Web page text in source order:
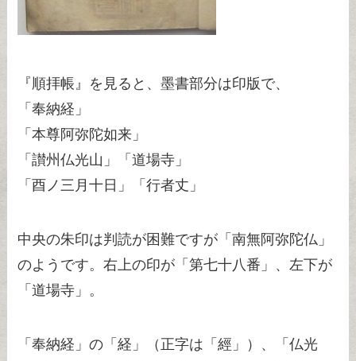
『順拝帳』を見ると、墨書部分は印版で、
「奉納経」
「本尊阿弥陀如来」
「讃州仏光山」「道場寺」
「酉ノ三月十日」「行者丈」
中央の朱印は判読が困難ですが「南無阿弥陀仏」
のようです。右上の印が「第七十八番」、左下が
「道場寺」。
「奉納経」の「経」（正字は「經」）、「仏光